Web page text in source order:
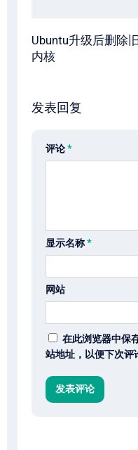
Ubuntu升级后删除旧
内核
发表回复
评论*
显示名称*
网站
在此浏览器中保
站地址，以便下次评